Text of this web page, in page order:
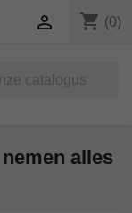
shopping_cart (0)

alles